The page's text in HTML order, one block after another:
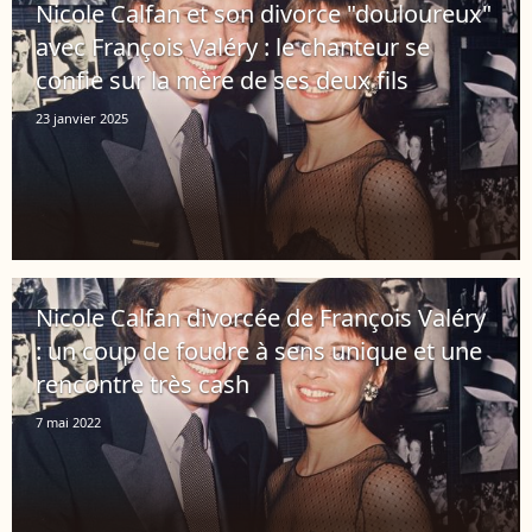
Nicole Calfan et son divorce "douloureux"
avec François Valéry : le chanteur se
confie sur la mère de ses deux fils
23 janvier 2025
Nicole Calfan divorcée de François Valéry
: un coup de foudre à sens unique et une
rencontre très cash
7 mai 2022